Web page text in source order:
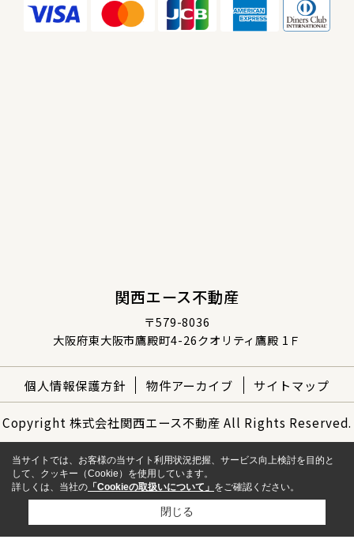
関西エース不動産
〒579-8036
大阪府東大阪市鷹殿町4-26クオリティ鷹殿 1Ｆ
個人情報保護方針 物件アーカイブ サイトマップ
Copyright 株式会社関西エース不動産 All Rights Reserved.
当サイトでは、お客様の当サイト利用状況把握、サービス向上検討を目的と
して、クッキー（Cookie）を使用しています。
詳しくは、当社の 「Cookieの取扱いについて」 をご確認ください。
閉じる